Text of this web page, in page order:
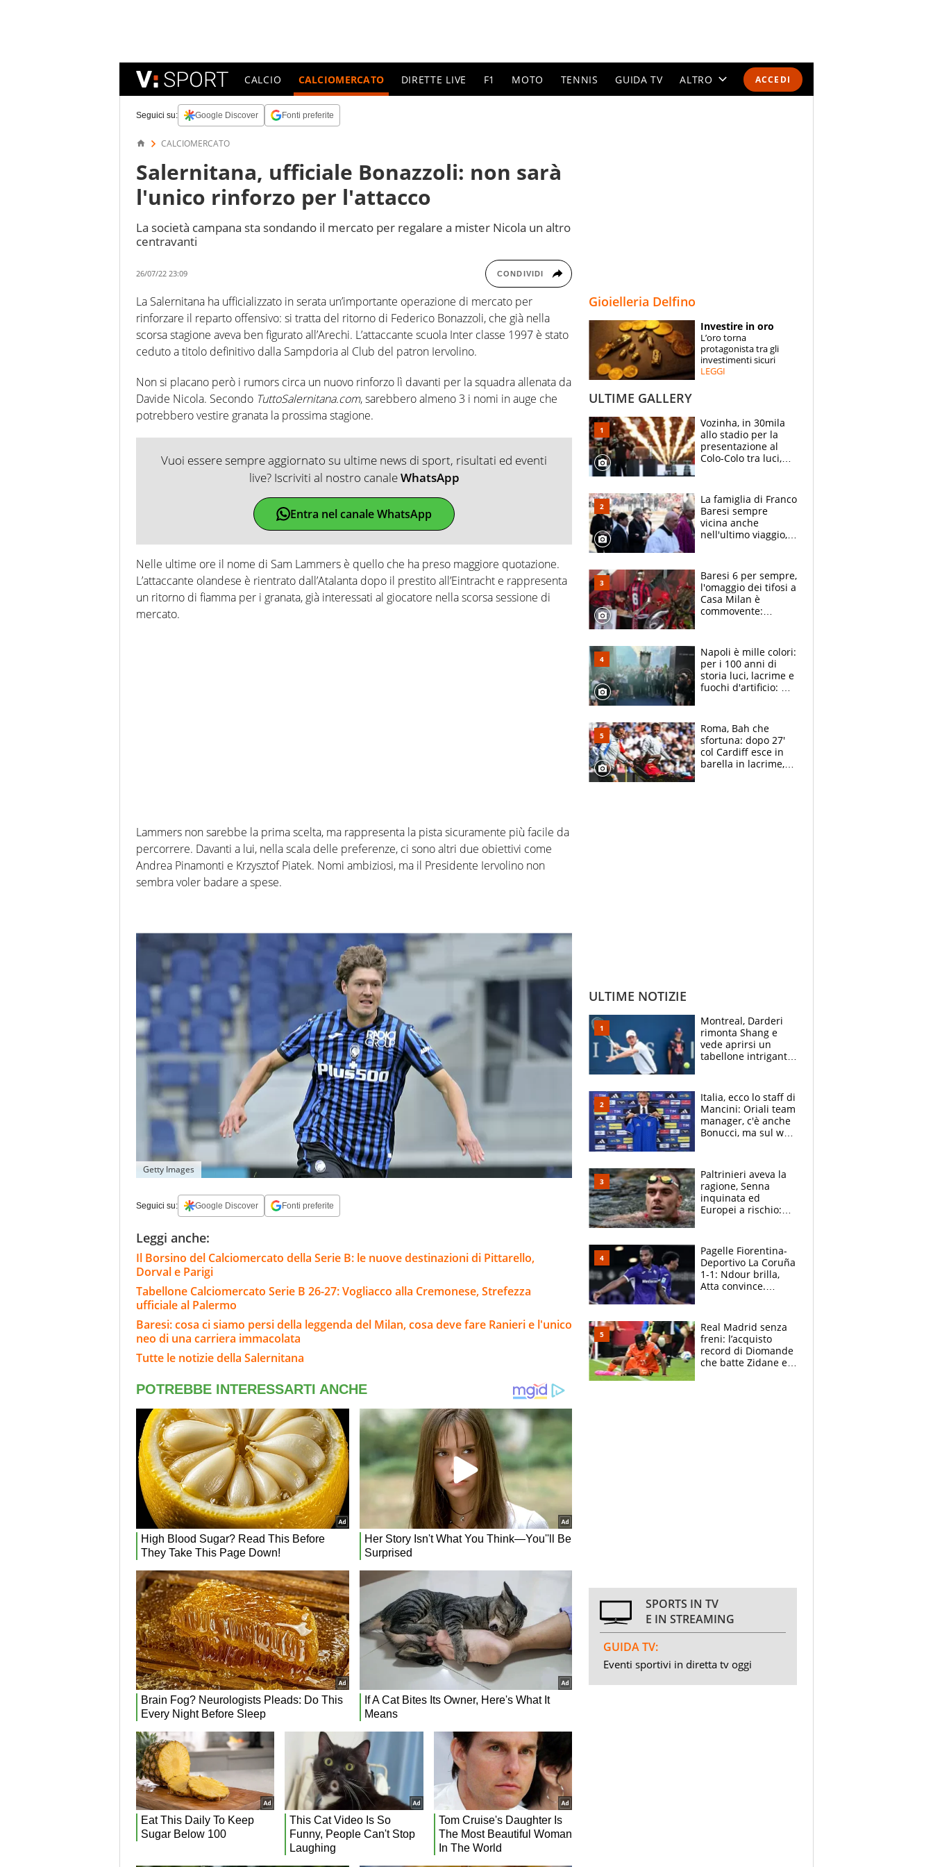
ACCEDI
CALCIO CALCIOMERCATO DIRETTE LIVE F1 MOTO TENNIS GUIDA TV ALTRO
SPECIALI
ESPERTI
Seguici su: Google Discover Fonti preferite
CALCIOMERCATO
Salernitana, ufficiale Bonazzoli: non sarà
l'unico rinforzo per l'attacco
La società campana sta sondando il mercato per regalare a mister Nicola un altro
centravanti
26/07/22 23:09 CONDIVIDI
La Salernitana ha ufficializzato in serata un’importante operazione di mercato per
rinforzare il reparto offensivo: si tratta del ritorno di Federico Bonazzoli, che già nella
scorsa stagione aveva ben figurato all’Arechi. L’attaccante scuola Inter classe 1997 è stato
ceduto a titolo definitivo dalla Sampdoria al Club del patron Iervolino.
Non si placano però i rumors circa un nuovo rinforzo lì davanti per la squadra allenata da
Davide Nicola. Secondo TuttoSalernitana.com, sarebbero almeno 3 i nomi in auge che
potrebbero vestire granata la prossima stagione.
Vuoi essere sempre aggiornato su ultime news di sport, risultati ed eventi
live? Iscriviti al nostro canaleWhatsApp
Entra nel canale WhatsApp
Nelle ultime ore il nome di Sam Lammers è quello che ha preso maggiore quotazione.
L’attaccante olandese è rientrato dall’Atalanta dopo il prestito all’Eintracht e rappresenta
un ritorno di fiamma per i granata, già interessati al giocatore nella scorsa sessione di
mercato.
Lammers non sarebbe la prima scelta, ma rappresenta la pista sicuramente più facile da
percorrere. Davanti a lui, nella scala delle preferenze, ci sono altri due obiettivi come
Andrea Pinamonti e Krzysztof Piatek. Nomi ambiziosi, ma il Presidente Iervolino non
sembra voler badare a spese.
Getty Images
Seguici su: Google Discover Fonti preferite
Leggi anche:
Il Borsino del Calciomercato della Serie B: le nuove destinazioni di Pittarello,
Dorval e Parigi
Tabellone Calciomercato Serie B 26-27: Vogliacco alla Cremonese, Strefezza
ufficiale al Palermo
Baresi: cosa ci siamo persi della leggenda del Milan, cosa deve fare Ranieri e l'unico
neo di una carriera immacolata
Tutte le notizie della Salernitana
Gioielleria Delfino
Investire in oro
L’oro torna
protagonista tra gli
investimenti sicuri
LEGGI
ULTIME GALLERY
Vozinha, in 30mila
allo stadio per la
presentazione al
Colo-Colo tra luci,
La famiglia di Franco
Baresi sempre
vicina anche
nell'ultimo viaggio,
circondati
dall'affetto dei tifosi
Baresi 6 per sempre,
l'omaggio dei tifosi a
Casa Milan è
commovente:
bigliettini
Napoli è mille colori:
per i 100 anni di
storia luci, lacrime e
fuochi d'artificio: De
Roma, Bah che
sfortuna: dopo 27'
col Cardiff esce in
barella in lacrime,
ULTIME NOTIZIE
Montreal, Darderi
rimonta Shang e
vede aprirsi un
tabellone intrigante:
felice del mio livello"
Italia, ecco lo staff di
Mancini: Oriali team
manager, c'è anche
Bonucci, ma sul web
Paltrinieri aveva la
ragione, Senna
inquinata ed
Europei a rischio:
adesso
Pagelle Fiorentina-
Deportivo La Coruña
1-1: Ndour brilla,
Atta convince.
Real Madrid senza
freni: l’acquisto
record di Diomande
che batte Zidane e
SPORTS IN TV
E IN STREAMING
GUIDA TV:
Eventi sportivi in diretta tv oggi